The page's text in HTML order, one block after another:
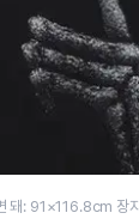
돼: 91×116.8cm 장